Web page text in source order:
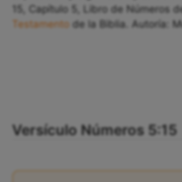
15, Capítulo 5, Libro de Números
Testamento de la Biblia. Autoría:
Versículo Números 5:15